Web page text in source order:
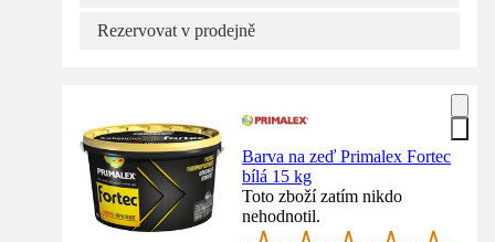
Rezervovat v prodejně
Barva na zeď Primalex Fortec
bílá 15 kg
Toto zboží zatím nikdo
nehodnotil.